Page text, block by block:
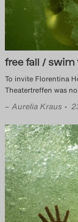
free fall / swim
To invite Florentina
Theatertreffen was
– Aurelia Kraus •